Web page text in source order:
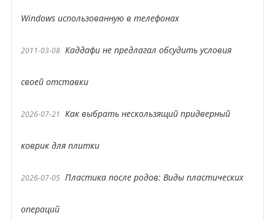
Windows использованную в телефонах
2011-03-08 Каддафи не предлагал обсудить условия
своей отставки
2026-07-21 Как выбрать нескользящий придверный
коврик для плитки
2026-07-05 Пластика после родов: Виды пластических
операций